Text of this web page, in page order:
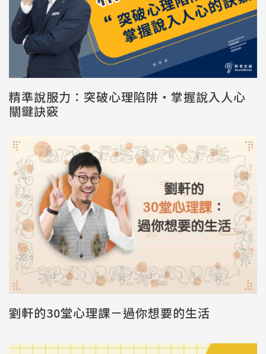
精準說服力：突破心理陷阱・掌握說入人心
關鍵訣竅
劉軒的30堂心理課－過你想要的生活